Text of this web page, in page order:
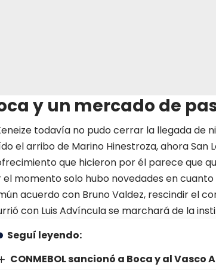
y un mercado de
todavía no pudo cerrar la llegada de
el arribo de Marino Hinestroza, ahora San
que hicieron por él parece que
el momento solo hubo novedades en
acuerdo con Bruno Valdez, rescindir el
con Luis Advíncula se marchará de la
Seguí leyendo:
CONMEBOL sancionó a Boca y al